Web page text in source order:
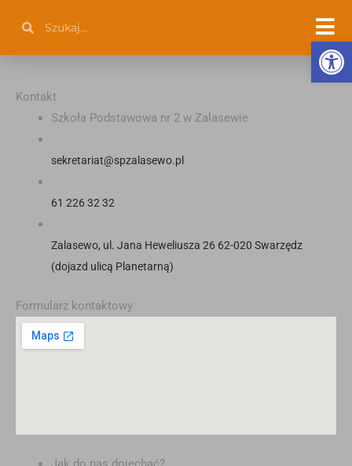
treści
Kontakt
Szkoła Podstawowa nr 2 w Zalasewie
sekretariat@spzalasewo.pl
61 226 32 32
Zalasewo, ul. Jana Heweliusza 26 62-020 Swarzędz
(dojazd ulicą Planetarną)
Formularz kontaktowy